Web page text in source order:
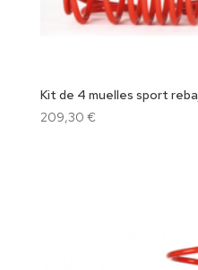
Kit de 4 muelles sport
209,30 €